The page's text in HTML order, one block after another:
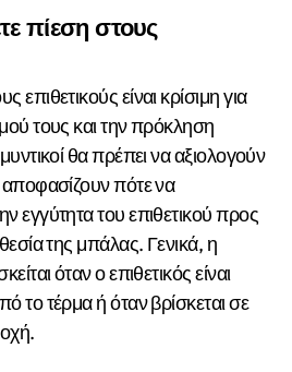
πίεση στους
είναι κρίσιμη για
τους και την πρόκληση
θα πρέπει να αξιολογούν
πότε να
εγγύτητα του επιθετικού προς
της μπάλας. Γενικά, η
όταν ο επιθετικός είναι
το τέρμα ή όταν βρίσκεται σε